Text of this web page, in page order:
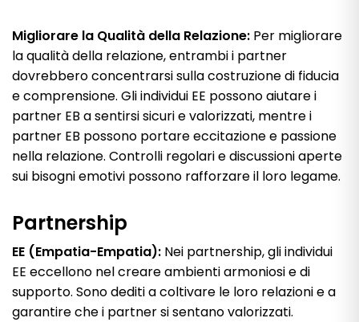
Migliorare la Qualità della Relazione: Per migliorare
la qualità della relazione, entrambi i partner
dovrebbero concentrarsi sulla costruzione di fiducia
e comprensione. Gli individui EE possono aiutare i
partner EB a sentirsi sicuri e valorizzati, mentre i
partner EB possono portare eccitazione e passione
nella relazione. Controlli regolari e discussioni aperte
sui bisogni emotivi possono rafforzare il loro legame.
Partnership
EE (Empatia-Empatia): Nei partnership, gli individui
EE eccellono nel creare ambienti armoniosi e di
supporto. Sono dediti a coltivare le loro relazioni e a
garantire che i partner si sentano valorizzati.